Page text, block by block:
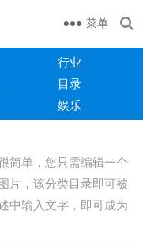
菜单
行业
目录
娱乐
简单，您只需编辑一个
片，该分类目录即可被
中输入文字，即可成为